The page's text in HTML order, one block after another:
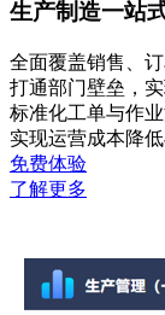
生产制造一站
全面覆盖销售、
打通部门壁垒，
标准化工单与作
实现运营成本降
免费体验
了解更多